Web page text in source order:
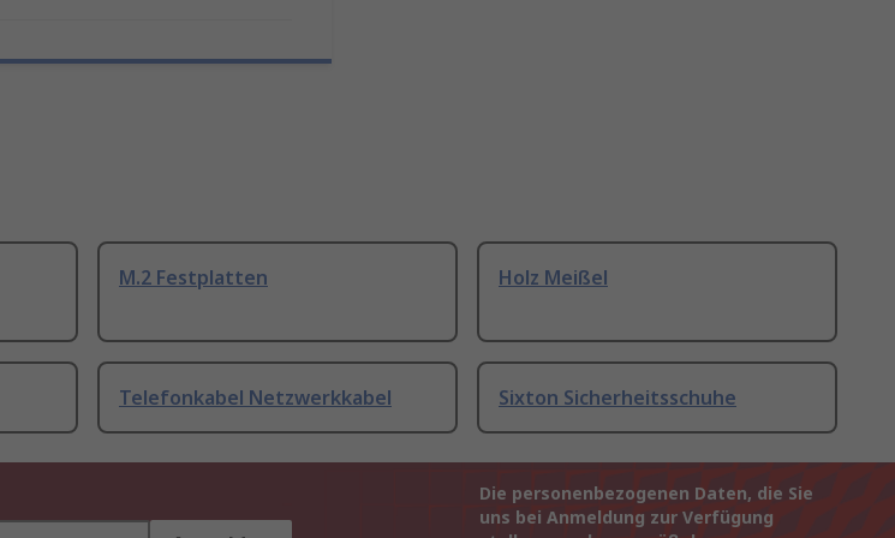
M.2 Festplatten Holz Meißel
Telefonkabel Netzwerkkabel Sixton Sicherheitsschuhe
Die personenbezogenen Daten, die Sie
uns bei Anmeldung zur Verfügung